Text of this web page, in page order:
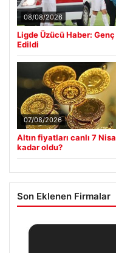
08/08/2026
Ligde Üzücü Haber:
Edildi
07/08/2026
Altın fiyatları canlı 7
kadar oldu?
Son Eklenen Firmalar